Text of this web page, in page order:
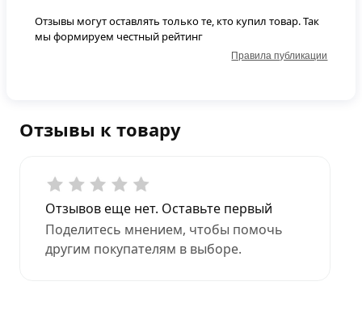
Отзывы к товару
Отзывов еще нет. Оставьте первый
Поделитесь мнением, чтобы помочь
другим покупателям в выборе.
Отзывы могут оставлять только те, кто купил товар. Так
мы формируем честный рейтинг
Правила публикации